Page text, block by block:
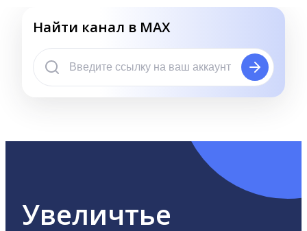
Найти канал в MAX
Увеличтье